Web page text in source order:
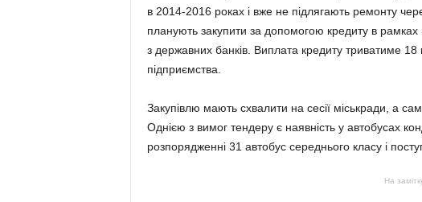
в 2014-2016 роках і вже не підлягають ремонту
планують закупити за допомогою кредиту в
з державних банків. Виплата кредиту триватиме 18
підприємства.
Закупівлю мають схвалити на сесії міськради, а
Однією з вимог тендеру є наявність у автобусах
розпорядженні 31 автобус середнього класу і
На